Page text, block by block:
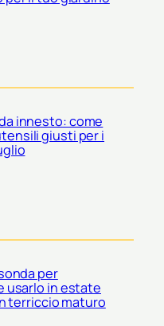
innesto: come
giusti per i
per
usarlo in estate
terriccio maturo